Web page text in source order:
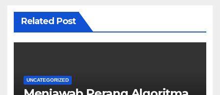
Related Post
UNCATEGORIZED